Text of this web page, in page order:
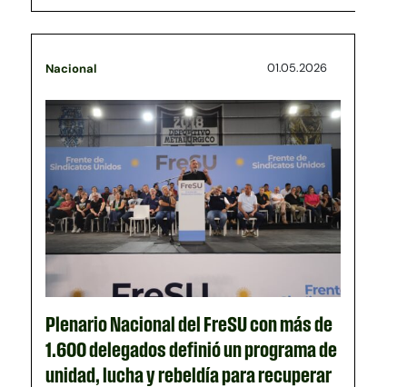
Nacional 01.05.2026
Plenario Nacional del FreSU con más de
1.600 delegados definió un programa de
unidad, lucha y rebeldía para recuperar